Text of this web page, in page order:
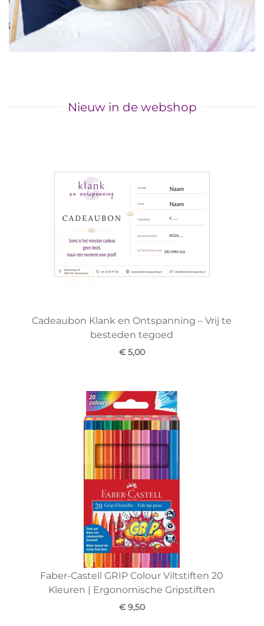
Nieuw in de webshop
Cadeaubon Klank en Ontspanning – Vrij te
besteden tegoed
€ 5,00
Faber-Castell GRIP Colour Viltstiften 20
Kleuren | Ergonomische Gripstiften
€ 9,50